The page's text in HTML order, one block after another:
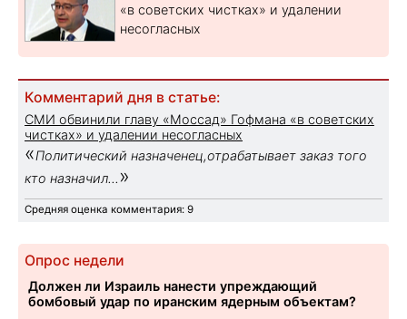
«в советских чистках» и удалении
несогласных
Комментарий дня в статье:
СМИ обвинили главу «Моссад» Гофмана «в советских
чистках» и удалении несогласных
«Политический назначенец,отрабатывает заказ того
кто назначил... »
Средняя оценка комментария: 9
Опрос недели
Должен ли Израиль нанести упреждающий
бомбовый удар по иранским ядерным объектам?